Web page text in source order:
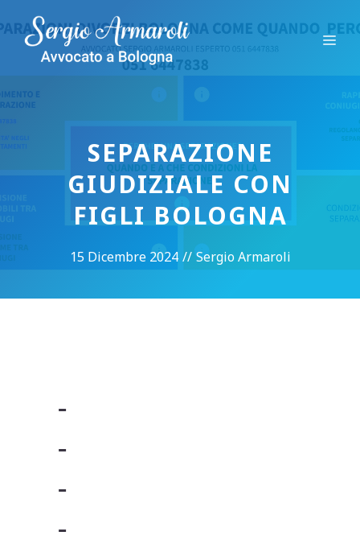
al
contenuto
SEPARAZIONE
GIUDIZIALE CON
FIGLI BOLOGNA
15 Dicembre 2024 // Sergio Armaroli